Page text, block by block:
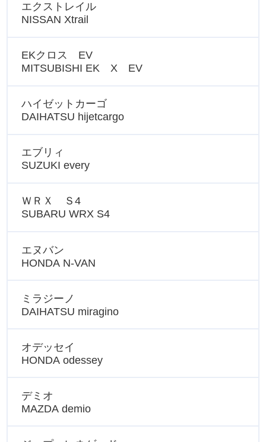
エクストレイル
NISSAN Xtrail
EKクロス EV
MITSUBISHI EK X EV
ハイゼットカーゴ
DAIHATSU hijetcargo
エブリィ
SUZUKI every
ＷＲＸ Ｓ4
SUBARU WRX S4
エヌバン
HONDA N-VAN
ミラジーノ
DAIHATSU miragino
オデッセイ
HONDA odessey
デミオ
MAZDA demio